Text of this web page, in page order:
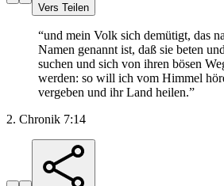
Vers Teilen
“und mein Volk sich demütigt, das
Namen genannt ist, daß sie beten
suchen und sich von ihren bösen
werden: so will ich vom Himmel
vergeben und ihr Land heilen.”
2. Chronik 7:14